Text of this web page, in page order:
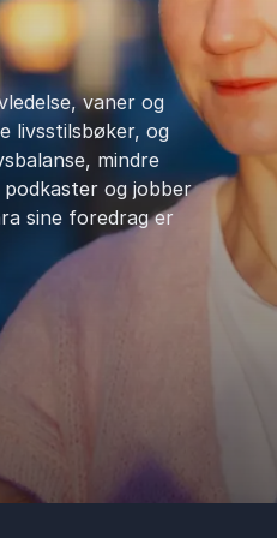
vaner og
livsstilsbøker, og
mindre
og jobber
sine foredrag er